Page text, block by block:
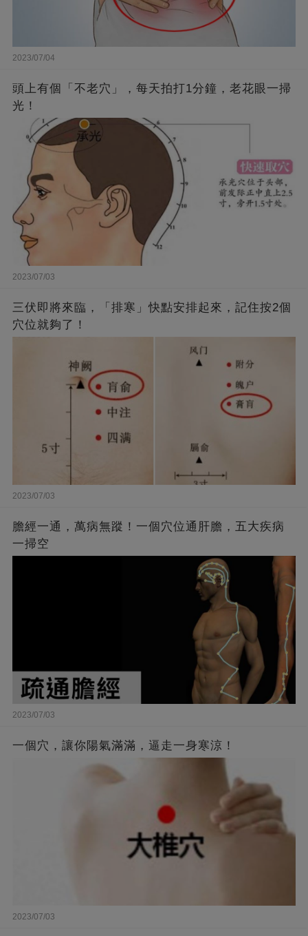
2023/07/04
頭上有個「不老穴」，每天拍打1分鐘，老花眼一掃
光！
2023/07/03
三伏即將來臨，「排寒」快點安排起來，記住按2個
穴位就夠了！
2023/07/03
膽經一通，萬病無蹤！一個穴位通肝膽，五大疾病
一掃空
2023/07/03
一個穴，讓你陽氣滿滿，逼走一身寒涼！
2023/07/03